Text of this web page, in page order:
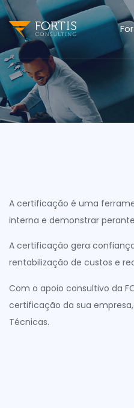
A certificação é uma
interna e demonstrar
A certificação gera
rentabilização de custos e
Com o apoio consultivo da
certificação da sua
Técnicas.